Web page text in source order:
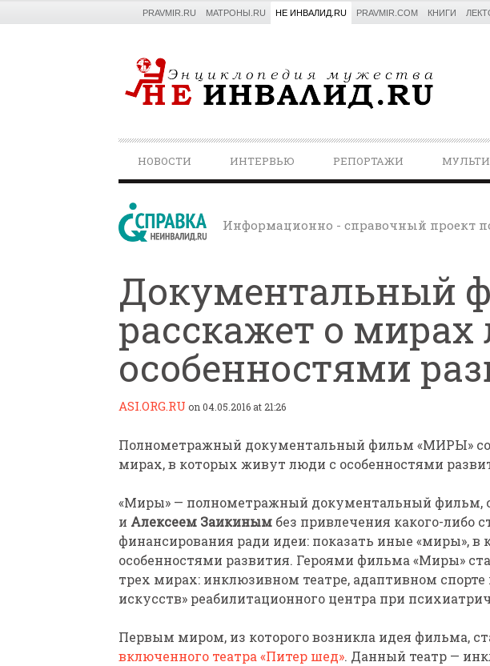
PRAVMIR.RU МАТРОНЫ.RU НЕ ИНВАЛИД.RU PRAVMIR.COM КНИГИ
NAVIGATION
НОВОСТИ ИНТЕРВЬЮ РЕПОРТАЖИ
Информационно - справочный проект
Документальный
расскажет о
особенностями
ASI.ORG.RU on 04.05.2016 at 21:26
Полнометражный документальный фильм «МИРЫ»
мирах, в которых живут люди с особенностями
«Миры» — полнометражный документальный фильм,
и Алексеем Заикиным без привлечения какого-либо
финансирования ради идеи: показать иные «миры»,
особенностями развития. Героями фильма «Миры»
трех мирах: инклюзивном театре, адаптивном
искусств» реабилитационного центра при
Первым миром, из которого возникла идея фильма,
включенного театра «Питер шед». Данный театр —
БИАТЛОНУ И ЛЫЖНЫМ ГОНКАМ ИЗ
КАЗАНИ ИРИНА ПОЛЯКОВА
БЕЗ НОГ 12 СЕН 0